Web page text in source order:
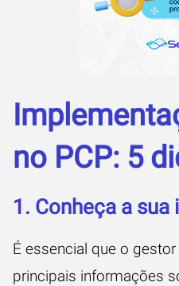
no PCP: 5
1. Conheça a sua
É essencial que o
principais informações